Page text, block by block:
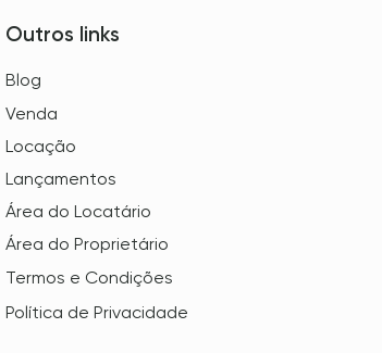
Outros links
Blog
Venda
Locação
Lançamentos
Área do Locatário
Área do Proprietário
Termos e Condições
Política de Privacidade